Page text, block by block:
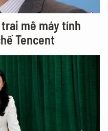
trai mê máy tính
Tencent